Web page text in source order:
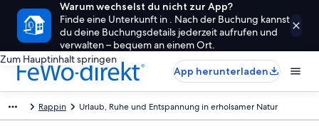
Warum wechselst du nicht zur App?
Finde eine Unterkunft in . Nach der Buchung kannst
du deine Buchungsdetails jederzeit aufrufen und
verwalten – bequem an einem Ort.
Zum Hauptinhalt springen
App herunterladen
Rappin Urlaub, Ruhe und Entspannung in erholsamer Natur